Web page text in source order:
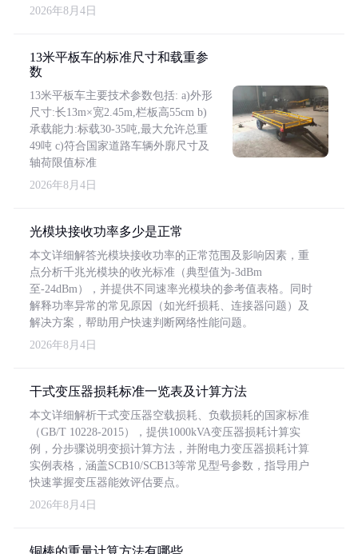
2026年8月4日
13米平板车的标准尺寸和载重参
数
13米平板车主要技术参数包括: a)外形
尺寸:长13m×宽2.45m,栏板高55cm b)
承载能力:标载30-35吨,最大允许总重
49吨 c)符合国家道路车辆外廓尺寸及
轴荷限值标准
2026年8月4日
光模块接收功率多少是正常
本文详细解答光模块接收功率的正常范围及影响因素，重
点分析千兆光模块的收光标准（典型值为-3dBm
至-24dBm），并提供不同速率光模块的参考值表格。同时
解释功率异常的常见原因（如光纤损耗、连接器问题）及
解决方案，帮助用户快速判断网络性能问题。
2026年8月4日
干式变压器损耗标准一览表及计算方法
本文详细解析干式变压器空载损耗、负载损耗的国家标准
（GB/T 10228-2015），提供1000kVA变压器损耗计算实
例，分步骤说明变损计算方法，并附电力变压器损耗计算
实例表格，涵盖SCB10/SCB13等常见型号参数，指导用户
快速掌握变压器能效评估要点。
2026年8月4日
铜棒的重量计算方法有哪些